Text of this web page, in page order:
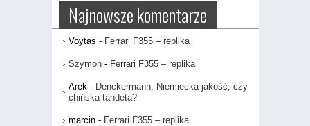
Najnowsze komentarze
Voytas - Ferrari F355 – replika
Szymon- Ferrari F355 – replika
Arek- Denckermann. Niemiecka jakość, czy
chińska tandeta?
marcin- Ferrari F355 – replika